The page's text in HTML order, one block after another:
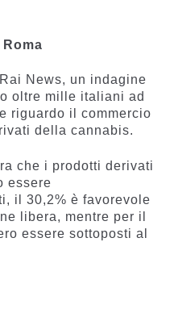
Roma
News, un indagine
oltre mille italiani ad
riguardo il commercio
della cannabis.
che i prodotti derivati
essere
il 30,2% è favorevole
libera, mentre per il
essere sottoposti al